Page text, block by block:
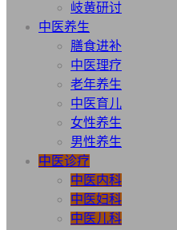
岐黄研讨
中医养生
膳食进补
中医理疗
老年养生
中医育儿
女性养生
男性养生
中医诊疗
中医内科
中医妇科
中医儿科